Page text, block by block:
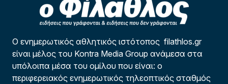
Ο ενημερωτικός αθλητικός ιστότοπος filathlos.gr
είναι μέλος του Kontra Media Group ανάμεσα στα
υπόλοιπα μέσα του ομίλου που είναι: ο
περιφερειακός ενημερωτικός τηλεοπτικός σταθμός